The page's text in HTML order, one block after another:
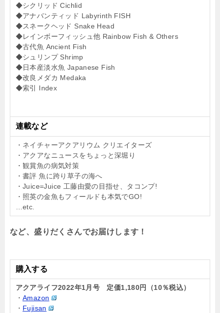
◆シクリッド Cichlid
◆アナバンティッド Labyrinth FISH
◆スネークヘッド Snake Head
◆レインボーフィッシュ他 Rainbow Fish & Others
◆古代魚 Ancient Fish
◆シュリンプ Shrimp
◆日本産淡水魚 Japanese Fish
◆改良メダカ Medaka
◆索引 Index
連載など
・ネイチャーアクアリウム クリエイターズ
・アクアなニュースをちょっと深堀り
・観賞魚の病気対策
・書評 魚に跨り草子の海へ
・Juice=Juice 工藤由愛の目指せ、タコンプ!
・照英の金魚もフィールドも本気でGO!
…etc.
など、盛りだくさんでお届けします！
購入する
アクアライフ2022年1月号 定価1,180円（10％税込）
・ Amazon
・ Fujisan